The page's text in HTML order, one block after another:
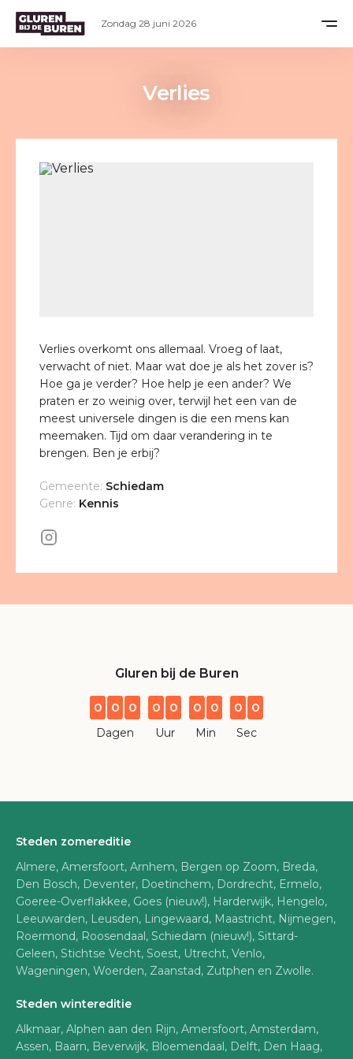
Verlies
Verlies overkomt ons allemaal. Vroeg of laat,
verwacht of niet. Maar wat doe je als het zover is?
Hoe ga je verder? Hoe help je een ander? We
praten er zo weinig over, terwijl het een van de
meest universele dingen is die een mens kan
meemaken. Tijd om daar verandering in te
brengen. Ben je erbij?
Gemeente: Schiedam
Genre: Kennis
Gluren bij de Buren
0 0 0
Dagen
0 0
Uur
0 0
Min
0 0
Sec
Steden zomereditie
Almere, Amersfoort, Arnhem, Bergen op Zoom, Breda,
Den Bosch, Deventer, Doetinchem, Dordrecht, Ermelo,
Goeree-Overflakkee, Goes (nieuw!), Harderwijk, Hengelo,
Leeuwarden, Leusden, Lingewaard, Maastricht, Nijmegen,
Roermond, Roosendaal, Schiedam (nieuw!), Sittard-
Geleen, Stichtse Vecht, Soest, Utrecht, Venlo,
Wageningen, Woerden, Zaanstad, Zutphen en Zwolle.
Steden wintereditie
Alkmaar, Alphen aan den Rijn, Amersfoort, Amsterdam,
Assen, Baarn, Beverwijk, Bloemendaal, Delft, Den Haag,
Zondag 28 juni 2026